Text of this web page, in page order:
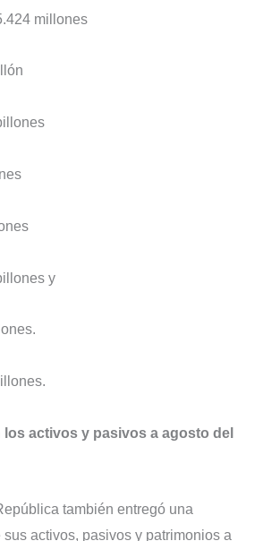
millones
y
los activos y pasivos a agosto del
también entregó una
activos, pasivos y patrimonios a